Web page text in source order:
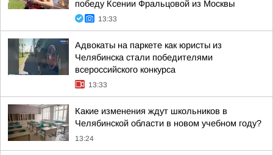
победу Ксении Фральцовой из Москвы
13:33
Адвокаты на паркете как юристы из
Челябинска стали победителями
всероссийского конкурса
13:33
Какие изменения ждут школьников в
Челябинской области в новом учебном году?
13:24